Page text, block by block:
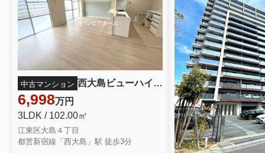
中古マンション 西大島ビューハイツ 102㎡ 角 部屋 8階 リ フォーム済 ８F
6,998万円
3LDK / 102.00㎡
江東区大島４丁目
都営新宿線「西大島」駅 徒歩3分